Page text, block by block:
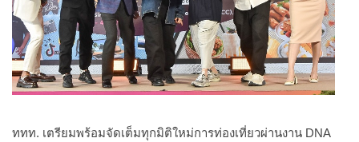
ททท. เตรียมพร้อมจัดเต็มทุกมิติใหม่การท่องเที่ยวผ่านงาน DNA